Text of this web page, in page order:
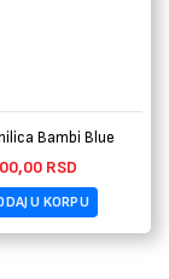
Bambi Blue
RSD
U KORPU